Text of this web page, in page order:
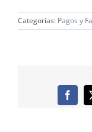
Categorías: Pagos y